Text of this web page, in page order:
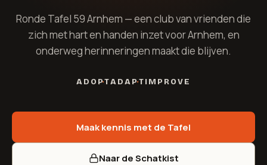
Ronde Tafel 59 Arnhem — een club van vrienden die
zich met hart en handen inzet voor Arnhem, en
onderweg herinneringen maakt die blijven.
ADOPTADAPTIMPROVE
Maak kennis met de Tafel
Naar de Schatkist